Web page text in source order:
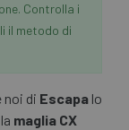
Controlla i
il metodo di
noi di Escapa lo
maglia CX